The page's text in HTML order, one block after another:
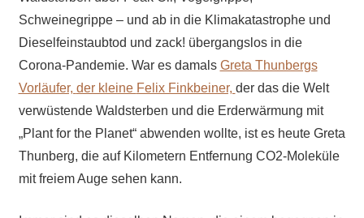
Schweinegrippe – und ab in die Klimakatastrophe und
Dieselfeinstaubtod und zack! übergangslos in die
Corona-Pandemie. War es damals Greta Thunbergs
Vorläufer, der kleine Felix Finkbeiner, der das die Welt
verwüstende Waldsterben und die Erderwärmung mit
„Plant for the Planet“ abwenden wollte, ist es heute Greta
Thunberg, die auf Kilometern Entfernung CO2-Moleküle
mit freiem Auge sehen kann.